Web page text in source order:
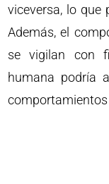
viceversa, lo que
Además, el
se vigilan con
humana podría
comportamientos